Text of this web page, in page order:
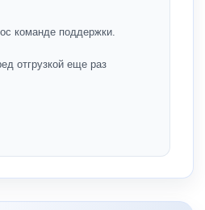
команде поддержки.
отгрузкой еще раз